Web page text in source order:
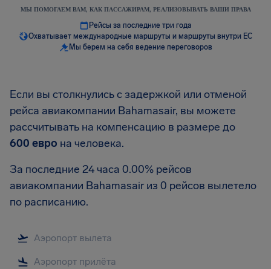
МЫ ПОМОГАЕМ ВАМ, КАК ПАССАЖИРАМ, РЕАЛИЗОВЫВАТЬ ВАШИ ПРАВА
Рейсы за последние три года
Охватывает международные маршруты и маршруты внутри ЕС
Мы берем на себя ведение переговоров
Если вы столкнулись с задержкой или отменой
рейса авиакомпании Bahamasair, вы можете
рассчитывать на компенсацию в размере до
600 евро на человека.
За последние 24 часа 0.00% рейсов
авиакомпании Bahamasair из 0 рейсов вылетело
по расписанию.